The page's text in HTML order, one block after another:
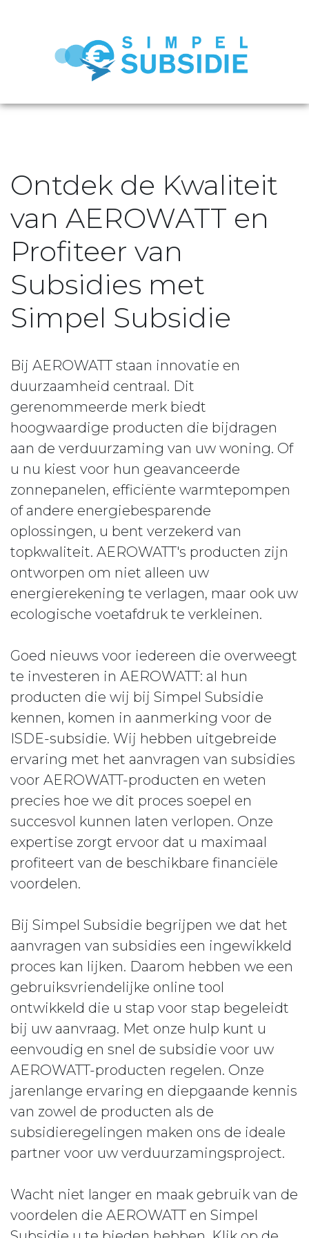
Ontdek de Kwaliteit
van AEROWATT en
Profiteer van
Subsidies met
Simpel Subsidie
Bij AEROWATT staan innovatie en
duurzaamheid centraal. Dit
gerenommeerde merk biedt
hoogwaardige producten die bijdragen
aan de verduurzaming van uw woning. Of
u nu kiest voor hun geavanceerde
zonnepanelen, efficiënte warmtepompen
of andere energiebesparende
oplossingen, u bent verzekerd van
topkwaliteit. AEROWATT's producten zijn
ontworpen om niet alleen uw
energierekening te verlagen, maar ook uw
ecologische voetafdruk te verkleinen.
Goed nieuws voor iedereen die overweegt
te investeren in AEROWATT: al hun
producten die wij bij Simpel Subsidie
kennen, komen in aanmerking voor de
ISDE-subsidie. Wij hebben uitgebreide
ervaring met het aanvragen van subsidies
voor AEROWATT-producten en weten
precies hoe we dit proces soepel en
succesvol kunnen laten verlopen. Onze
expertise zorgt ervoor dat u maximaal
profiteert van de beschikbare financiële
voordelen.
Bij Simpel Subsidie begrijpen we dat het
aanvragen van subsidies een ingewikkeld
proces kan lijken. Daarom hebben we een
gebruiksvriendelijke online tool
ontwikkeld die u stap voor stap begeleidt
bij uw aanvraag. Met onze hulp kunt u
eenvoudig en snel de subsidie voor uw
AEROWATT-producten regelen. Onze
jarenlange ervaring en diepgaande kennis
van zowel de producten als de
subsidieregelingen maken ons de ideale
partner voor uw verduurzamingsproject.
Wacht niet langer en maak gebruik van de
voordelen die AEROWATT en Simpel